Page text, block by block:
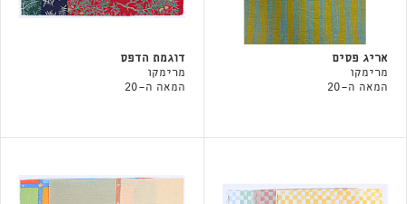
אריג פסים
מרימקו
המאה ה-20
דוגמת הדפס
מרימקו
המאה ה-20